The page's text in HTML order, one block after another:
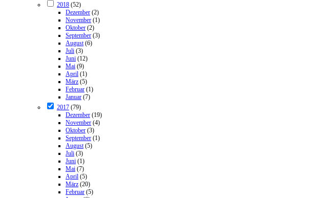
2018 (52)
Dezember (2)
November (1)
Oktober (2)
September (3)
August (6)
Juli (3)
Juni (12)
Mai (9)
April (1)
März (5)
Februar (1)
Januar (7)
2017 (79)
Dezember (19)
November (4)
Oktober (3)
September (1)
August (5)
Juli (3)
Juni (1)
Mai (7)
April (5)
März (20)
Februar (5)